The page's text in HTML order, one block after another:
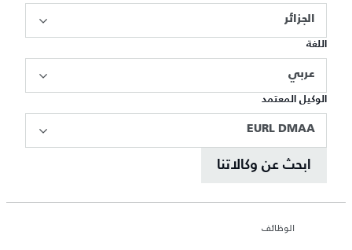
الجزائر
اللغة
عربي
الوكيل المعتمد
EURL DMAA
ابحث عن وكالاتنا
الوظائف